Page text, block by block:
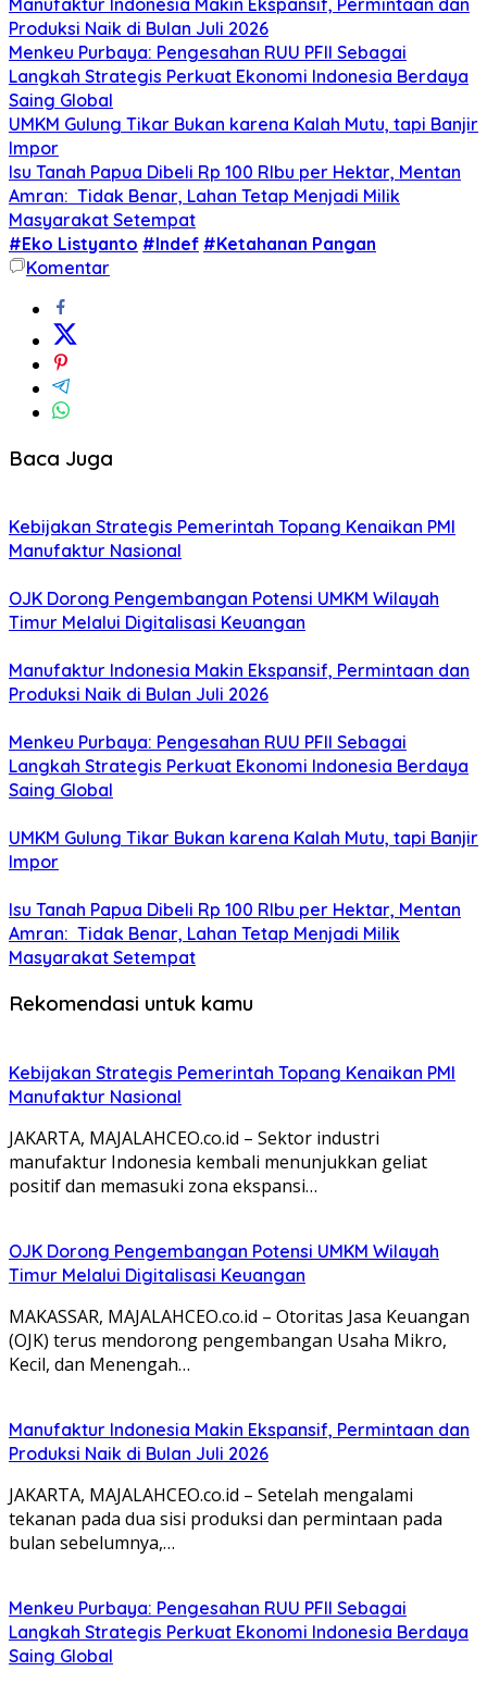
Produksi Naik di Bulan Juli 2026
Menkeu Purbaya: Pengesahan RUU PFII Sebagai
Langkah Strategis Perkuat Ekonomi Indonesia Berdaya
Saing Global
UMKM Gulung Tikar Bukan karena Kalah Mutu, tapi Banjir
Impor
Isu Tanah Papua Dibeli Rp 100 RIbu per Hektar, Mentan
Amran: Tidak Benar, Lahan Tetap Menjadi Milik
Masyarakat Setempat
#Eko Listyanto #Indef #Ketahanan Pangan
Komentar
Baca Juga
Kebijakan Strategis Pemerintah Topang Kenaikan PMI
Manufaktur Nasional
OJK Dorong Pengembangan Potensi UMKM Wilayah
Timur Melalui Digitalisasi Keuangan
Manufaktur Indonesia Makin Ekspansif, Permintaan dan
Produksi Naik di Bulan Juli 2026
Menkeu Purbaya: Pengesahan RUU PFII Sebagai
Langkah Strategis Perkuat Ekonomi Indonesia Berdaya
Saing Global
UMKM Gulung Tikar Bukan karena Kalah Mutu, tapi Banjir
Impor
Isu Tanah Papua Dibeli Rp 100 RIbu per Hektar, Mentan
Amran: Tidak Benar, Lahan Tetap Menjadi Milik
Masyarakat Setempat
Rekomendasi untuk kamu
Kebijakan Strategis Pemerintah Topang Kenaikan PMI
Manufaktur Nasional
JAKARTA, MAJALAHCEO.co.id – Sektor industri
manufaktur Indonesia kembali menunjukkan geliat
positif dan memasuki zona ekspansi…
OJK Dorong Pengembangan Potensi UMKM Wilayah
Timur Melalui Digitalisasi Keuangan
MAKASSAR, MAJALAHCEO.co.id – Otoritas Jasa Keuangan
(OJK) terus mendorong pengembangan Usaha Mikro,
Kecil, dan Menengah…
Manufaktur Indonesia Makin Ekspansif, Permintaan dan
Produksi Naik di Bulan Juli 2026
JAKARTA, MAJALAHCEO.co.id – Setelah mengalami
tekanan pada dua sisi produksi dan permintaan pada
bulan sebelumnya,…
Menkeu Purbaya: Pengesahan RUU PFII Sebagai
Langkah Strategis Perkuat Ekonomi Indonesia Berdaya
Saing Global